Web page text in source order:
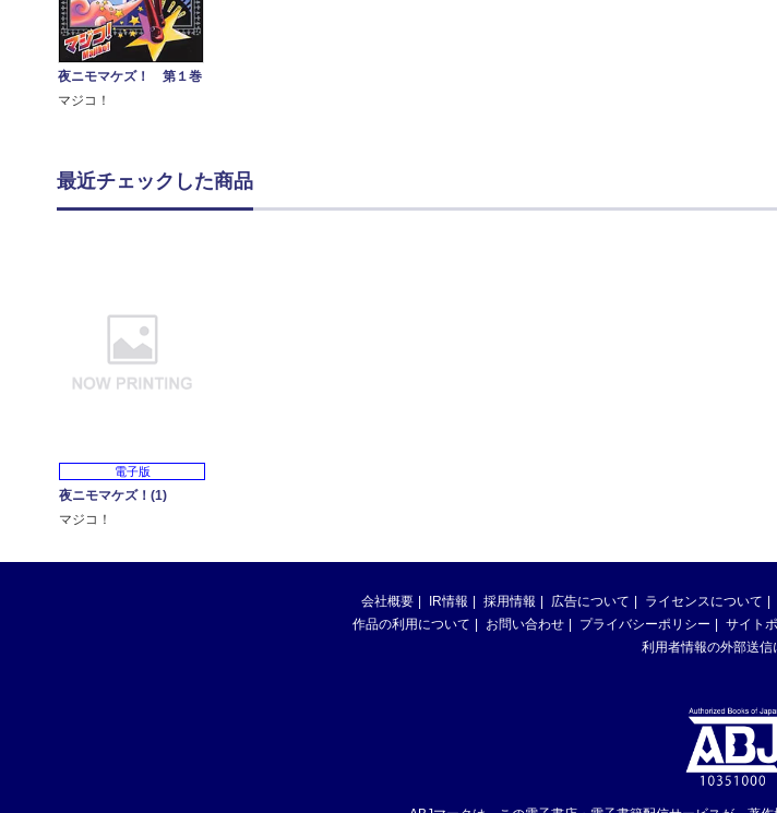
夜ニモマケズ！ 第１巻
マジコ！
最近チェックした商品
電子版
夜ニモマケズ！(1)
マジコ！
会社概要 IR情報 採用情報 広告について ライセンスについて
作品の利用について
お問い合わせ プライバシーポリシー サイト
利用者情報の外部送信